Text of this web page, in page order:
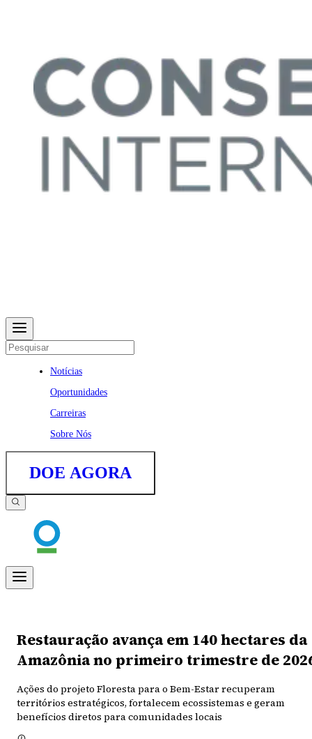
Notícias
Oportunidades
Carreiras
Sobre Nós
DOE AGORA
Restauração avança em 140 hectares da
Amazônia no primeiro trimestre de
Ações do projeto Floresta para o Bem-Estar recuperam
territórios estratégicos, fortalecem ecossistemas e geram
benefícios diretos para comunidades locais